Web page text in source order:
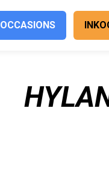
OCCASIONS